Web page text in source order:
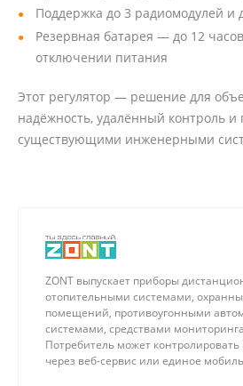
Поддержка до 3 радиомодулей и
Резервная батарея — до 12
отключении питания
Этот регулятор — решение для
надёжность, удалённый контроль и
существующими инженерными
ZONT выпускает приборы
отопительными системами,
помещений, противоугонными
системами, средствами
Потребитель может контролировать
через веб-сервис или единое